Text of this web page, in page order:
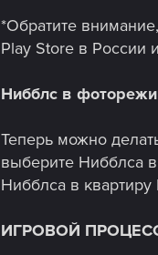
*Обратите
Play Store в России
Нибблс в
Теперь можно
выберите Нибблса в
Нибблса в квартиру
ИГРОВОЙ